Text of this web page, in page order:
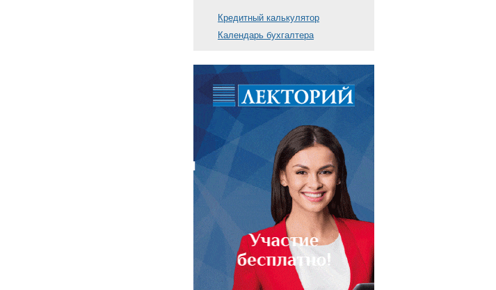
Кредитный калькулятор
Календарь бухгалтера